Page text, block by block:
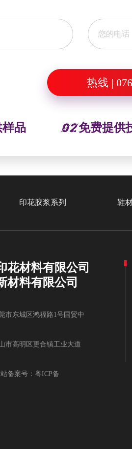
热线 |
品 免费提供
印花胶浆系列 鞋
花材料有限公司
材料有限公司
市东城区鸿福路1号国贸中
市高明区更合镇工业大道
站备案号：粤ICP备